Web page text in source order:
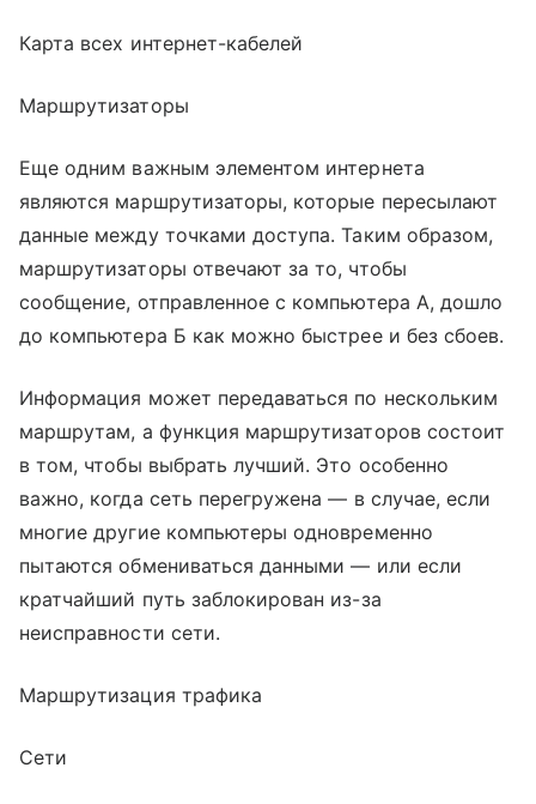
Карта всех интернет-кабелей
Маршрутизаторы
Еще одним важным элементом интернета
являются маршрутизаторы, которые пересылают
данные между точками доступа. Таким образом,
маршрутизаторы отвечают за то, чтобы
сообщение, отправленное с компьютера А, дошло
до компьютера Б как можно быстрее и без сбоев.
Информация может передаваться по нескольким
маршрутам, а функция маршрутизаторов состоит
в том, чтобы выбрать лучший. Это особенно
важно, когда сеть перегружена — в случае, если
многие другие компьютеры одновременно
пытаются обмениваться данными — или если
кратчайший путь заблокирован из-за
неисправности сети.
Маршрутизация трафика
Сети